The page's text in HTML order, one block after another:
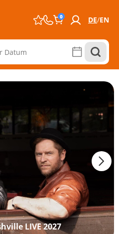
0 DE EN
LIVE 2027